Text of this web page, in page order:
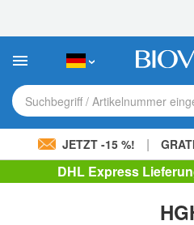
Sie:
Website
ein
Barrierefreiheitssystem.
Suchbegriff / Artikelnummer
JETZT -15 %! |
DHL Express